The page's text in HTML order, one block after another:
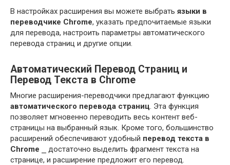
В настройках расширения вы можете выбрать языки в
переводчике Chrome, указать предпочитаемые языки
для перевода, настроить параметры автоматического
перевода страниц и другие опции.
Автоматический Перевод Страниц и
Перевод Текста в Chrome
Многие расширения-переводчики предлагают функцию
автоматического перевода страниц. Эта функция
позволяет мгновенно переводить весь контент веб-
страницы на выбранный язык. Кроме того, большинство
расширений обеспечивают удобный перевод текста в
Chrome ⎯ достаточно выделить фрагмент текста на
странице, и расширение предложит его перевод.